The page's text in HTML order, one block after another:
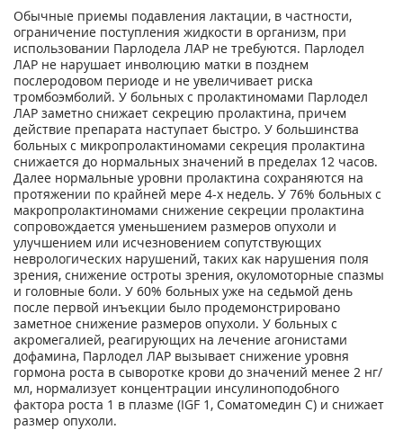
Обычные приемы подавления лактации, в частности,
ограничение поступления жидкости в организм, при
использовании Парлодела ЛАР не требуются. Парлодел
ЛАР не нарушает инволюцию матки в позднем
послеродовом периоде и не увеличивает риска
тромбоэмболий. У больных с пролактиномами Парлодел
ЛАР заметно снижает секрецию пролактина, причем
действие препарата наступает быстро. У большинства
больных с микропролактиномами секреция пролактина
снижается до нормальных значений в пределах 12 часов.
Далее нормальные уровни пролактина сохраняются на
протяжении по крайней мере 4-х недель. У 76% больных с
макропролактиномами снижение секреции пролактина
сопровождается уменьшением размеров опухоли и
улучшением или исчезновением сопутствующих
неврологических нарушений, таких как нарушения поля
зрения, снижение остроты зрения, окуломоторные спазмы
и головные боли. У 60% больных уже на седьмой день
после первой инъекции было продемонстрировано
заметное снижение размеров опухоли. У больных с
акромегалией, реагирующих на лечение агонистами
дофамина, Парлодел ЛАР вызывает снижение уровня
гормона роста в сыворотке крови до значений менее 2 нг/
мл, нормализует концентрации инсулиноподобного
фактора роста 1 в плазме (IGF 1, Соматомедин С) и снижает
размер опухоли.